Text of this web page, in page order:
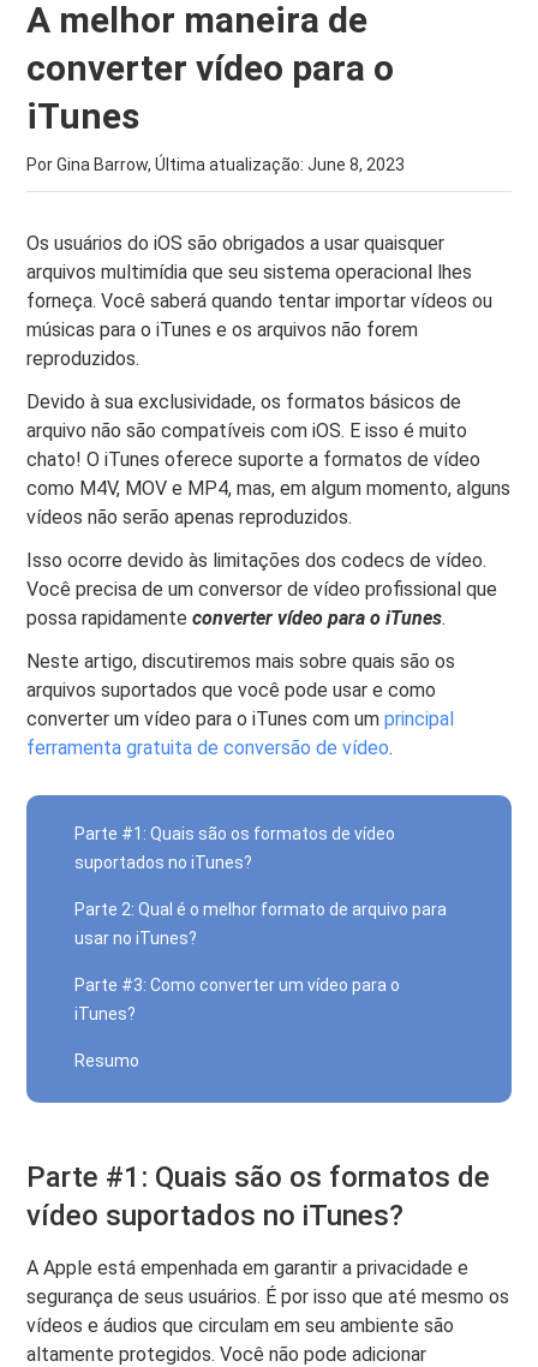
A melhor maneira de
converter vídeo para o
iTunes
Por Gina Barrow, Última atualização:June 8, 2023
Os usuários do iOS são obrigados a usar quaisquer
arquivos multimídia que seu sistema operacional lhes
forneça. Você saberá quando tentar importar vídeos ou
músicas para o iTunes e os arquivos não forem
reproduzidos.
Devido à sua exclusividade, os formatos básicos de
arquivo não são compatíveis com iOS. E isso é muito
chato! O iTunes oferece suporte a formatos de vídeo
como M4V, MOV e MP4, mas, em algum momento, alguns
vídeos não serão apenas reproduzidos.
Isso ocorre devido às limitações dos codecs de vídeo.
Você precisa de um conversor de vídeo profissional que
possa rapidamenteconverter vídeo para o iTunes.
Neste artigo, discutiremos mais sobre quais são os
arquivos suportados que você pode usar e como
converter um vídeo para o iTunes com umprincipal
ferramenta gratuita de conversão de vídeo.
Parte #1: Quais são os formatos de vídeo
suportados no iTunes?
Parte 2: Qual é o melhor formato de arquivo para
usar no iTunes?
Parte #3: Como converter um vídeo para o
iTunes?
Resumo
Parte #1: Quais são os formatos de
vídeo suportados no iTunes?
A Apple está empenhada em garantir a privacidade e
segurança de seus usuários. É por isso que até mesmo os
vídeos e áudios que circulam em seu ambiente são
altamente protegidos. Você não pode adicionar